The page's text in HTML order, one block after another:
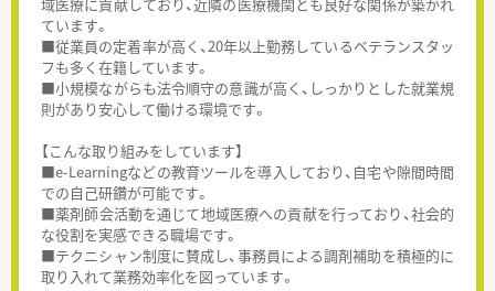
ています。
■従業員の定着率が高く、20年以上勤務しているベテランスタッ
フも多く在籍しています。
■小規模ながらも法令順守の意識が高く、しっかりとした就業規
則があり安心して働ける環境です。
【こんな取り組みをしています】
■e-Learningなどの教育ツールを導入しており、自宅や隙間時間
での自己研鑽が可能です。
■薬剤師会活動を通じて地域医療への貢献を行っており、社会的
な役割を実感できる職場です。
■テクニシャン制度に賛成し、事務員による調剤補助を積極的に
取り入れて業務効率化を図っています。